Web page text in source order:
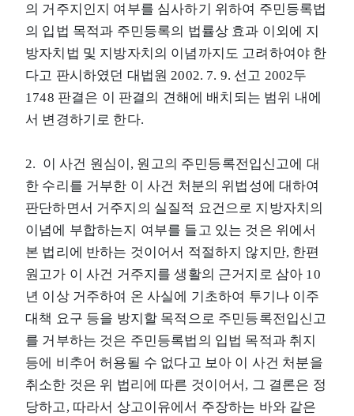
의 거주지인지 여부를 심사하기 위하여 주민등록법
의 입법 목적과 주민등록의 법률상 효과 이외에 지
방자치법 및 지방자치의 이념까지도 고려하여야 한
다고 판시하였던 대법원 2002. 7. 9. 선고 2002두
1748 판결은 이 판결의 견해에 배치되는 범위 내에
서 변경하기로 한다.
2. 이 사건 원심이, 원고의 주민등록전입신고에 대
한 수리를 거부한 이 사건 처분의 위법성에 대하여
판단하면서 거주지의 실질적 요건으로 지방자치의
이념에 부합하는지 여부를 들고 있는 것은 위에서
본 법리에 반하는 것이어서 적절하지 않지만, 한편
원고가 이 사건 거주지를 생활의 근거지로 삼아 10
년 이상 거주하여 온 사실에 기초하여 투기나 이주
대책 요구 등을 방지할 목적으로 주민등록전입신고
를 거부하는 것은 주민등록법의 입법 목적과 취지
등에 비추어 허용될 수 없다고 보아 이 사건 처분을
취소한 것은 위 법리에 따른 것이어서, 그 결론은 정
당하고, 따라서 상고이유에서 주장하는 바와 같은